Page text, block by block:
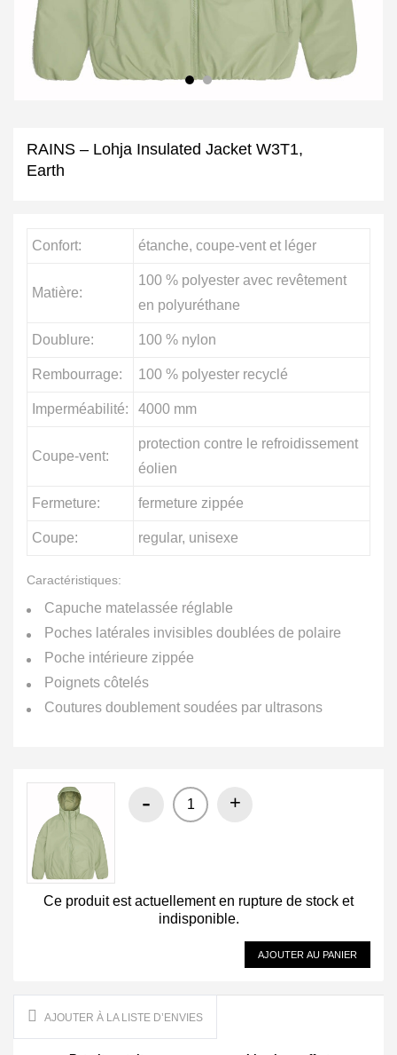
RAINS – Lohja Insulated Jacket W3T1,
Earth
Confort: étanche, coupe-vent et léger
Matière:
100 % polyester avec revêtement
en polyuréthane
Doublure: 100 % nylon
Rembourrage: 100 % polyester recyclé
Imperméabilité: 4000 mm
Coupe-vent:
protection contre le refroidissement
éolien
Fermeture: fermeture zippée
Coupe: regular, unisexe
Caractéristiques:
Capuche matelassée réglable
Poches latérales invisibles doublées de polaire
Poche intérieure zippée
Poignets côtelés
Coutures doublement soudées par ultrasons
- +
Ce produit est actuellement en rupture de stock et
indisponible.
AJOUTER AU PANIER
AJOUTER À LA LISTE D’ENVIES